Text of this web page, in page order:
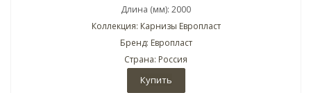
Длина (мм): 2000
Коллекция: Карнизы Европласт
Бренд: Европласт
Страна: Россия
Купить